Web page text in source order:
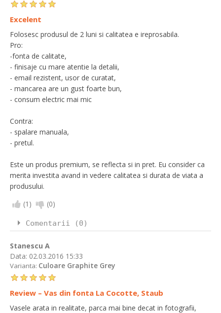
Excelent
Folosesc produsul de 2 luni si calitatea e ireprosabila.
Pro:
-fonta de calitate,
- finisaje cu mare atentie la detalii,
- email rezistent, usor de curatat,
- mancarea are un gust foarte bun,
- consum electric mai mic
Contra:
- spalare manuala,
- pretul.
Este un produs premium, se reflecta si in pret. Eu consider ca
merita investita avand in vedere calitatea si durata de viata a
produsului.
(1 ) (0)
Comentarii (0)
Stanescu A
Data: 02.03.2016 15:33
Varianta: Culoare Graphite Grey
Review – Vas din fonta La Cocotte, Staub
Vasele arata in realitate, parca mai bine decat in fotografii,